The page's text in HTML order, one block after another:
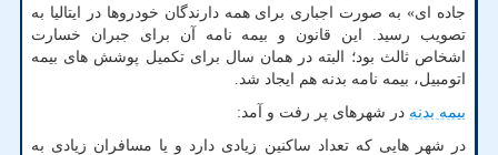
جاده ای» به صورت اجباری برای همه دارندگان خودروها در ایتالیا به
تصویب رسید. این قانون و بیمه نامه آن برای جبران خسارت
اشخاص ثالث بود؛ البته در همان سال برای تکمیل پوشش های بیمه
اتومبیل، بیمه نامه بدنه هم ایجاد شد.
بیمه بدنه در شهرهای پر رفت و آمد:
در شهر هایی که تعداد ساکنین زیادی دارد و یا مسافران زیادی به